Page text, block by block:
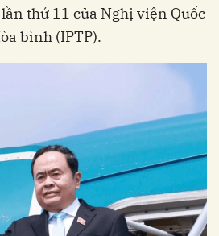
thứ 11 của Nghị viện Quốc
bình (IPTP).